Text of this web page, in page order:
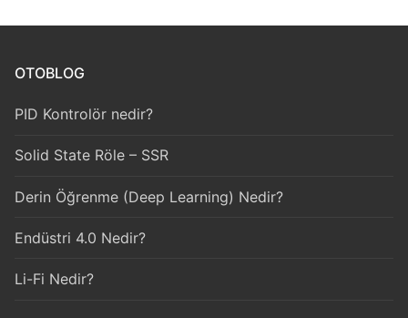
OTOBLOG
PID Kontrolör nedir?
Solid State Röle – SSR
Derin Öğrenme (Deep Learning) Nedir?
Endüstri 4.0 Nedir?
Li-Fi Nedir?